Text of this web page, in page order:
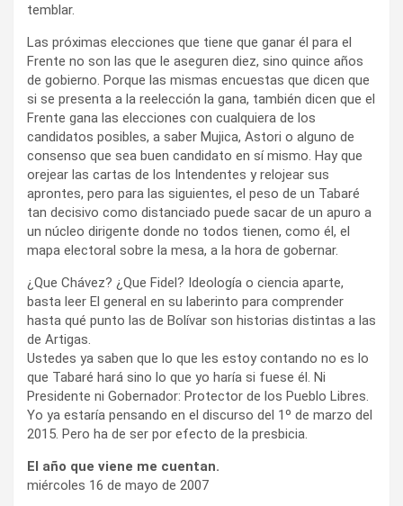
temblar.
Las próximas elecciones que tiene que ganar él para el
Frente no son las que le aseguren diez, sino quince años
de gobierno. Porque las mismas encuestas que dicen que
si se presenta a la reelección la gana, también dicen que el
Frente gana las elecciones con cualquiera de los
candidatos posibles, a saber Mujica, Astori o alguno de
consenso que sea buen candidato en sí mismo. Hay que
orejear las cartas de los Intendentes y relojear sus
aprontes, pero para las siguientes, el peso de un Tabaré
tan decisivo como distanciado puede sacar de un apuro a
un núcleo dirigente donde no todos tienen, como él, el
mapa electoral sobre la mesa, a la hora de gobernar.
¿Que Chávez? ¿Que Fidel? Ideología o ciencia aparte,
basta leer El general en su laberinto para comprender
hasta qué punto las de Bolívar son historias distintas a las
de Artigas.
Ustedes ya saben que lo que les estoy contando no es lo
que Tabaré hará sino lo que yo haría si fuese él. Ni
Presidente ni Gobernador: Protector de los Pueblo Libres.
Yo ya estaría pensando en el discurso del 1º de marzo del
2015. Pero ha de ser por efecto de la presbicia.
El año que viene me cuentan.
miércoles 16 de mayo de 2007